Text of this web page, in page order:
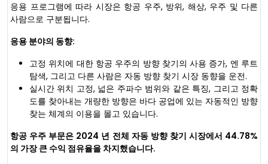
응용 프로그램에 따라 시장은 항공 우주, 방위, 해상, 우주 및 다른
사람으로 구분됩니다.
응용 분야의 동향:
고정 위치에 대한 항공 우주의 방향 찾기의 사용 증가, 엔 루트
탐색, 그리고 다른 사람은 자동 방향 찾기 시장 동향을 운전.
실시간 위치 고정, 넓은 주파수 범위와 같은 특징, 그리고 정확
도를 찾아내는 개량한 방향은 바다 공업에 있는 자동적인 방향
찾는 체계의 이용을 몰고 있습니다.
항공 우주 부문은 2024 년 전체 자동 방향 찾기 시장에서 44.78%
의 가장 큰 수익 점유율을 차지했습니다.